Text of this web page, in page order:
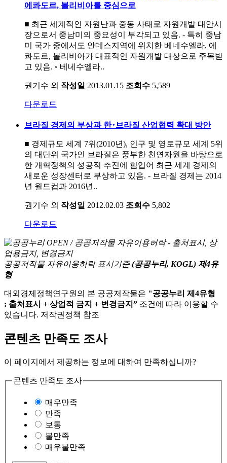
에콰도르, 볼리비아를 중심으로
■ 최근 세계적인 자원난과 중동 사태로 자원개발 대안시
장으로서 중남미의 중요성이 부각되고 있음. - 특히 중남
미 국가 중에서도 안데스지역에 위치한 베네수엘라, 에
콰도르, 볼리비아가 대표적인 자원개발 대상으로 주목받
고 있음. ◦ 베네수엘라..
권기수 외 작성일 2013.01.15 조회수 5,589
다운로드
브라질 경제의 부상과 한･브라질 산업협력 확대 방안
■ 경제규모 세계 7위(2010년), 인구 및 영토규모 세계 5위
의 대단위 국가인 브라질은 풍부한 천연자원을 바탕으로
한 개혁정책의 성공적 추진에 힘입어 최근 세계 경제의
새로운 성장센터로 부상하고 있음. - 브라질 경제는 2014
년 월드컵과 2016년..
권기수 외 작성일 2012.02.03 조회수 5,802
다운로드
공공저작물 자유이용허락 표시기준 (공공누리, KOGL) 제4유
형
대외경제정책연구원의 본 공공저작물은 "공공누리 제4유형
: 출처표시 + 상업적 금지 + 변경금지” 조건에 따라 이용할 수
있습니다. 저작권정책 참조
콘텐츠 만족도 조사
이 페이지에서 제공하는 정보에 대하여 만족하십니까?
콘텐츠 만족도 조사
매우만족
만족
보통
불만족
매우불만족